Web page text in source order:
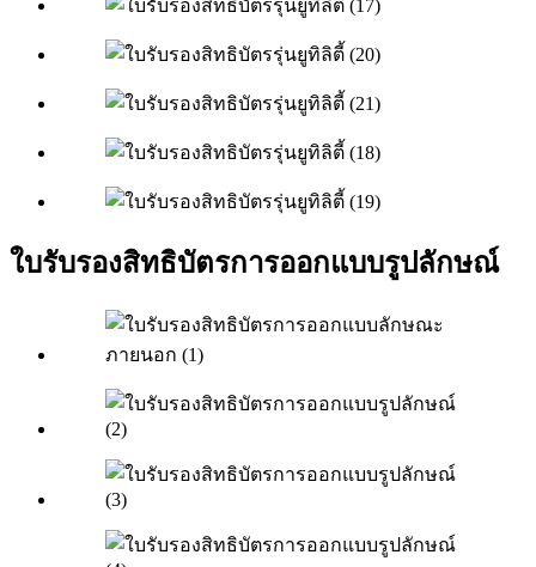
ใบรับรองสิทธิบัตรการออกแบบรูปลักษณ์